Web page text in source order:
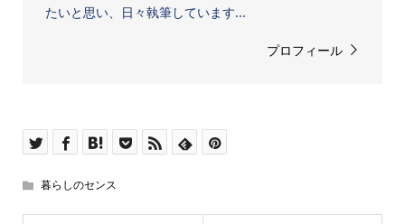
たいと思い、日々執筆しています...
プロフィール
暮らしのセンス